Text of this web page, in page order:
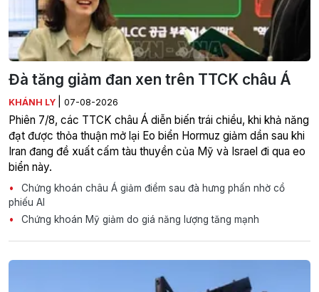
Đà tăng giảm đan xen trên TTCK châu Á
KHÁNH LY 07-08-2026
Phiên 7/8, các TTCK châu Á diễn biến trái chiều, khi khả năng
đạt được thỏa thuận mở lại Eo biển Hormuz giảm dần sau khi
Iran đang đề xuất cấm tàu thuyền của Mỹ và Israel đi qua eo
biển này.
Chứng khoán châu Á giảm điểm sau đà hưng phấn nhờ cổ
phiếu AI
Chứng khoán Mỹ giảm do giá năng lượng tăng mạnh